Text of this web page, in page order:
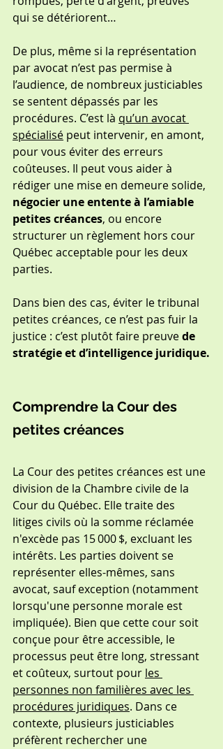
qui se détériorent…
De plus, même si la représentation
par avocat n’est pas permise à
l’audience, de nombreux justiciables
se sentent dépassés par les
procédures. C’est là qu’un avocat
spécialisé peut intervenir, en amont,
pour vous éviter des erreurs
coûteuses. Il peut vous aider à
rédiger une mise en demeure solide,
négocier une entente à l’amiable
petites créances, ou encore
structurer un règlement hors cour
Québec acceptable pour les deux
parties.
Dans bien des cas, éviter le tribunal
petites créances, ce n’est pas fuir la
justice : c’est plutôt faire preuve de
stratégie et d’intelligence juridique.
Comprendre la Cour des
petites créances
La Cour des petites créances est une
division de la Chambre civile de la
Cour du Québec. Elle traite des
litiges civils où la somme réclamée
n'excède pas 15 000 $, excluant les
intérêts. Les parties doivent se
représenter elles-mêmes, sans
avocat, sauf exception (notamment
lorsqu'une personne morale est
impliquée). Bien que cette cour soit
conçue pour être accessible, le
processus peut être long, stressant
et coûteux, surtout pour les
personnes non familières avec les
procédures juridiques. Dans ce
contexte, plusieurs justiciables
préfèrent rechercher une